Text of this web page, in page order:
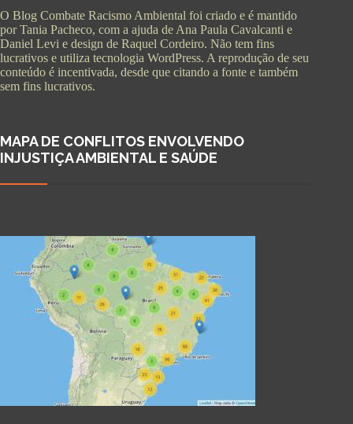
O Blog Combate Racismo Ambiental foi criado e é mantido
por Tania Pacheco, com a ajuda de Ana Paula Cavalcanti e
Daniel Levi e design de Raquel Cordeiro. Não tem fins
lucrativos e utiliza tecnologia WordPress. A reprodução de seu
conteúdo é incentivada, desde que citando a fonte e também
sem fins lucrativos.
MAPA DE CONFLITOS ENVOLVENDO
INJUSTIÇA AMBIENTAL E SAÚDE